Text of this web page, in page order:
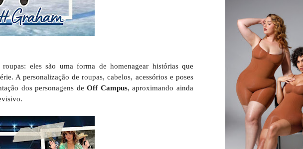
eles são uma forma de homenagear histórias que
A personalização de roupas, cabelos, acessórios e poses
dos personagens deOff Campus, aproximando ainda